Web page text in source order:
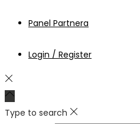
Panel Partnera
Login / Register
Type to search